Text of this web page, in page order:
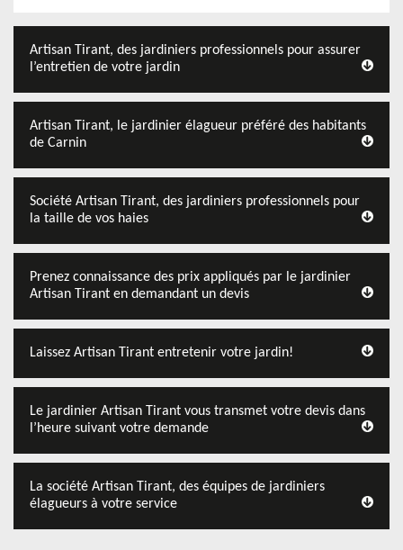
Artisan Tirant, des jardiniers professionnels pour assurer
l’entretien de votre jardin
Artisan Tirant, le jardinier élagueur préféré des habitants
de Carnin
Société Artisan Tirant, des jardiniers professionnels pour
la taille de vos haies
Prenez connaissance des prix appliqués par le jardinier
Artisan Tirant en demandant un devis
Laissez Artisan Tirant entretenir votre jardin!
Le jardinier Artisan Tirant vous transmet votre devis dans
l’heure suivant votre demande
La société Artisan Tirant, des équipes de jardiniers
élagueurs à votre service